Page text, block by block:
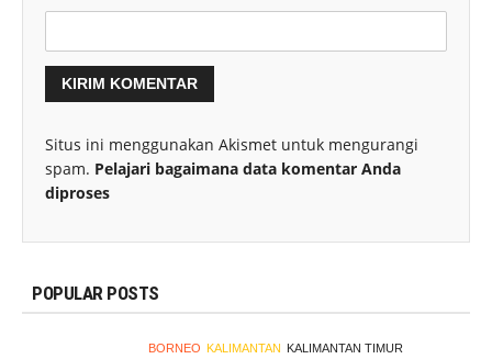
Situs ini menggunakan Akismet untuk mengurangi
spam. Pelajari bagaimana data komentar Anda
diproses
POPULAR POSTS
BORNEO KALIMANTAN KALIMANTAN TIMUR